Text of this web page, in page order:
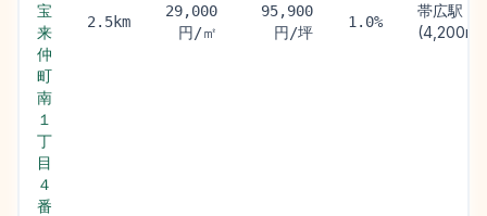
宝
来
仲
町
南
１
丁
目
４
番
2.5km
29,000
円/㎡
95,900
円/坪
1.0%
帯広駅
(4,200m)